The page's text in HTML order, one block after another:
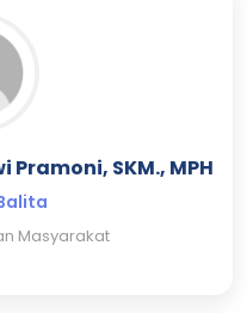
Pramoni, SKM., MPH
Masyarakat